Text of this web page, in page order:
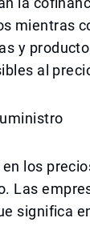
mientras
y
al
los
Las
significa